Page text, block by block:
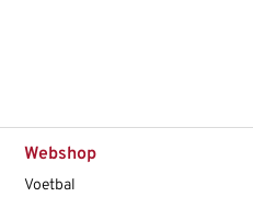
Webshop
Voetbal